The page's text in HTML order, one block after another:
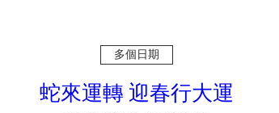
多個日期
蛇來運轉 迎春行大運